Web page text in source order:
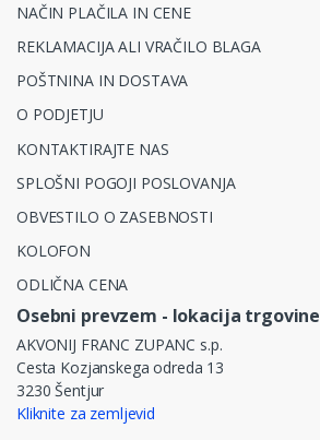
NAČIN PLAČILA IN CENE
REKLAMACIJA ALI VRAČILO BLAGA
POŠTNINA IN DOSTAVA
O PODJETJU
KONTAKTIRAJTE NAS
SPLOŠNI POGOJI POSLOVANJA
OBVESTILO O ZASEBNOSTI
KOLOFON
ODLIČNA CENA
Osebni prevzem - lokacija trgovine
AKVONIJ FRANC ZUPANC s.p.
Cesta Kozjanskega odreda 13
3230 Šentjur
Kliknite za zemljevid